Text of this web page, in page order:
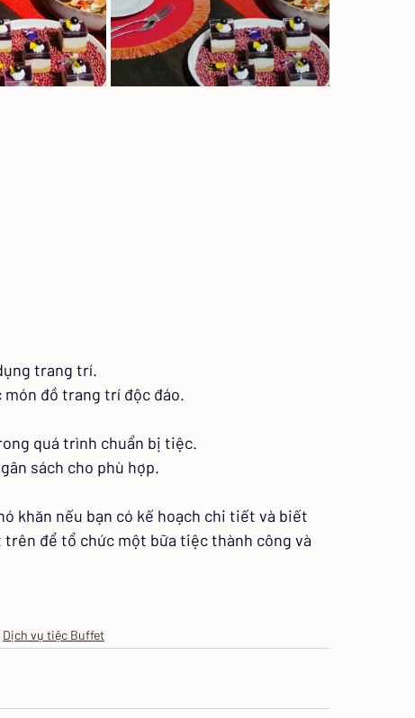
trang trí.
món đồ trang trí độc đáo.
quá trình chuẩn bị tiệc.
sách cho phù hợp.
khăn nếu bạn có kế hoạch chi tiết và biết
trên để tổ chức một bữa tiệc thành công và
Dịch vụ tiệc Buffet